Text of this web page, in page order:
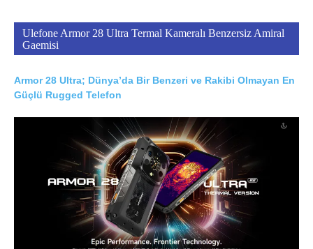
Ulefone Armor 28 Ultra Termal Kameralı Benzersiz Amiral
Gaemisi
Armor 28 Ultra; Dünya’da Bir Benzeri ve Rakibi Olmayan En
Güçlü Rugged Telefon